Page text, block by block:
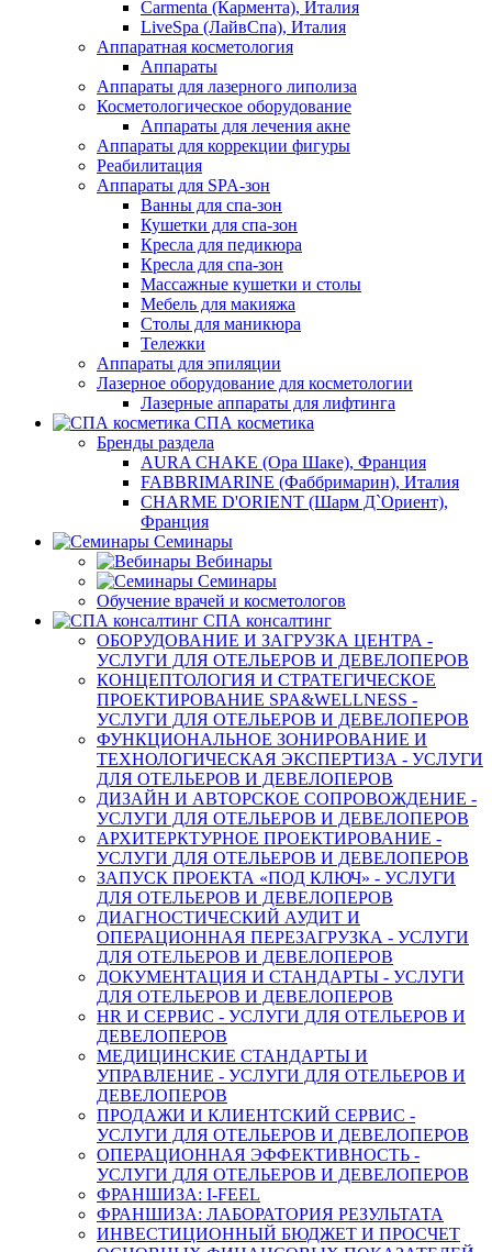
Carmenta (Кармента), Италия
LiveSpa (ЛайвСпа), Италия
Аппаратная косметология
Аппараты
Аппараты для лазерного липолиза
Косметологическое оборудование
Аппараты для лечения акне
Аппараты для коррекции фигуры
Реабилитация
Аппараты для SPA-зон
Ванны для спа-зон
Кушетки для спа-зон
Кресла для педикюра
Кресла для спа-зон
Массажные кушетки и столы
Мебель для макияжа
Столы для маникюра
Тележки
Аппараты для эпиляции
Лазерное оборудование для косметологии
Лазерные аппараты для лифтинга
СПА косметика
Бренды раздела
AURA CHAKE (Ора Шаке), Франция
FABBRIMARINE (Фаббримарин), Италия
CHARME D'ORIENT (Шарм Д`Ориент),
Франция
Семинары
Вебинары
Семинары
Обучение врачей и косметологов
СПА консалтинг
ОБОРУДОВАНИЕ И ЗАГРУЗКА ЦЕНТРА -
УСЛУГИ ДЛЯ ОТЕЛЬЕРОВ И ДЕВЕЛОПЕРОВ
КОНЦЕПТОЛОГИЯ И СТРАТЕГИЧЕСКОЕ
ПРОЕКТИРОВАНИЕ SPA&WELLNESS -
УСЛУГИ ДЛЯ ОТЕЛЬЕРОВ И ДЕВЕЛОПЕРОВ
ФУНКЦИОНАЛЬНОЕ ЗОНИРОВАНИЕ И
ТЕХНОЛОГИЧЕСКАЯ ЭКСПЕРТИЗА - УСЛУГИ
ДЛЯ ОТЕЛЬЕРОВ И ДЕВЕЛОПЕРОВ
ДИЗАЙН И АВТОРСКОЕ СОПРОВОЖДЕНИЕ -
УСЛУГИ ДЛЯ ОТЕЛЬЕРОВ И ДЕВЕЛОПЕРОВ
АРХИТЕРКТУРНОЕ ПРОЕКТИРОВАНИЕ -
УСЛУГИ ДЛЯ ОТЕЛЬЕРОВ И ДЕВЕЛОПЕРОВ
ЗАПУСК ПРОЕКТА «ПОД КЛЮЧ» - УСЛУГИ
ДЛЯ ОТЕЛЬЕРОВ И ДЕВЕЛОПЕРОВ
ДИАГНОСТИЧЕСКИЙ АУДИТ И
ОПЕРАЦИОННАЯ ПЕРЕЗАГРУЗКА - УСЛУГИ
ДЛЯ ОТЕЛЬЕРОВ И ДЕВЕЛОПЕРОВ
ДОКУМЕНТАЦИЯ И СТАНДАРТЫ - УСЛУГИ
ДЛЯ ОТЕЛЬЕРОВ И ДЕВЕЛОПЕРОВ
HR И СЕРВИС - УСЛУГИ ДЛЯ ОТЕЛЬЕРОВ И
ДЕВЕЛОПЕРОВ
МЕДИЦИНСКИЕ СТАНДАРТЫ И
УПРАВЛЕНИЕ - УСЛУГИ ДЛЯ ОТЕЛЬЕРОВ И
ДЕВЕЛОПЕРОВ
ПРОДАЖИ И КЛИЕНТСКИЙ СЕРВИС -
УСЛУГИ ДЛЯ ОТЕЛЬЕРОВ И ДЕВЕЛОПЕРОВ
ОПЕРАЦИОННАЯ ЭФФЕКТИВНОСТЬ -
УСЛУГИ ДЛЯ ОТЕЛЬЕРОВ И ДЕВЕЛОПЕРОВ
ФРАНШИЗА: I-FEEL
ФРАНШИЗА: ЛАБОРАТОРИЯ РЕЗУЛЬТАТА
ИНВЕСТИЦИОННЫЙ БЮДЖЕТ И ПРОСЧЕТ